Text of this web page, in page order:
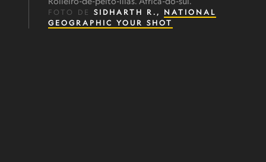
FOTO DE SIDHARTH R., NATIONAL
GEOGRAPHIC YOUR SHOT